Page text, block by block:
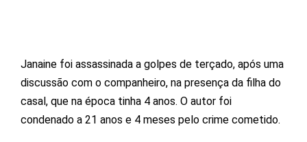
Janaine foi assassinada a golpes de terçado, após uma
discussão com o companheiro, na presença da filha do
casal, que na época tinha 4 anos. O autor foi
condenado a 21 anos e 4 meses pelo crime cometido.